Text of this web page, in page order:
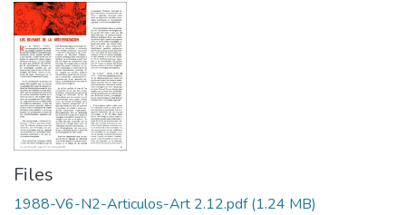
Files
1988-V6-N2-Articulos-Art 2.12.pdf(1.24 MB)